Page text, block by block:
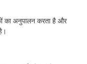
का अनुपालन करता है और